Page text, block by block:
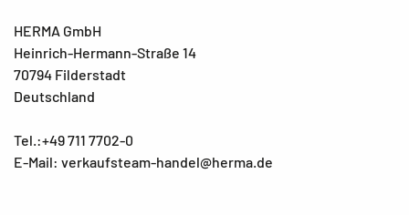
HERMA GmbH
Heinrich-Hermann-Straße 14
70794 Filderstadt
Deutschland
Tel.:+49 711 7702-0
E-Mail: verkaufsteam-handel@herma.de